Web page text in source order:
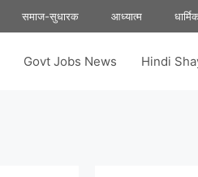
समाज-सुधारक आध्यात्म
Govt Jobs News Hindi